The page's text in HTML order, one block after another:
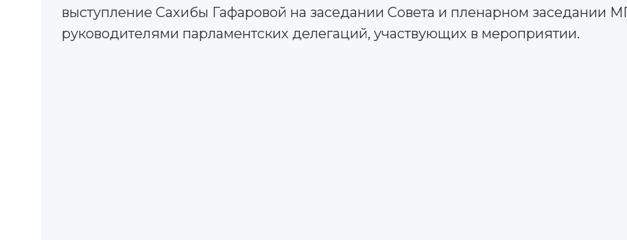
выступление Сахибы Гафаровой на заседании Совета и пленарном заседании
руководителями парламентских делегаций, участвующих в мероприятии.